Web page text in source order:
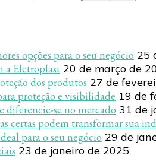
opções para o seu negócio 25
a Eletroplast 20 de março de
dos produtos 27 de
proteção e visibilidade 19 de
diferencie-se no mercado 31 de
certas podem transformar sua
para o seu negócio 29 de
23 de janeiro de 2025